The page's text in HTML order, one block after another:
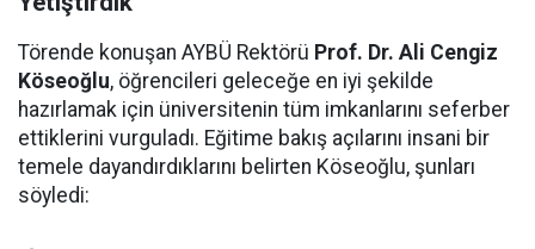
Törende konuşan AYBÜ Rektörü Prof. Dr. Ali Cengiz
Köseoğlu, öğrencileri geleceğe en iyi şekilde
hazırlamak için üniversitenin tüm imkanlarını seferber
ettiklerini vurguladı. Eğitime bakış açılarını insani bir
temele dayandırdıklarını belirten Köseoğlu, şunları
söyledi: